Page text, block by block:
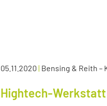
05.11.2020 | Bensing & Reith
Hightech-